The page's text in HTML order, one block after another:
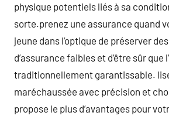
physique potentiels liés à sa
sorte.prenez une assurance quand
jeune dans l’optique de préserver
d’assurance faibles et d’être sûr que
traditionnellement garantissable.
maréchaussée avec précision et
propose le plus d’avantages pour